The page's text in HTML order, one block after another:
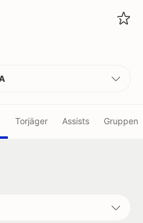
Torjäger Assists Gruppen